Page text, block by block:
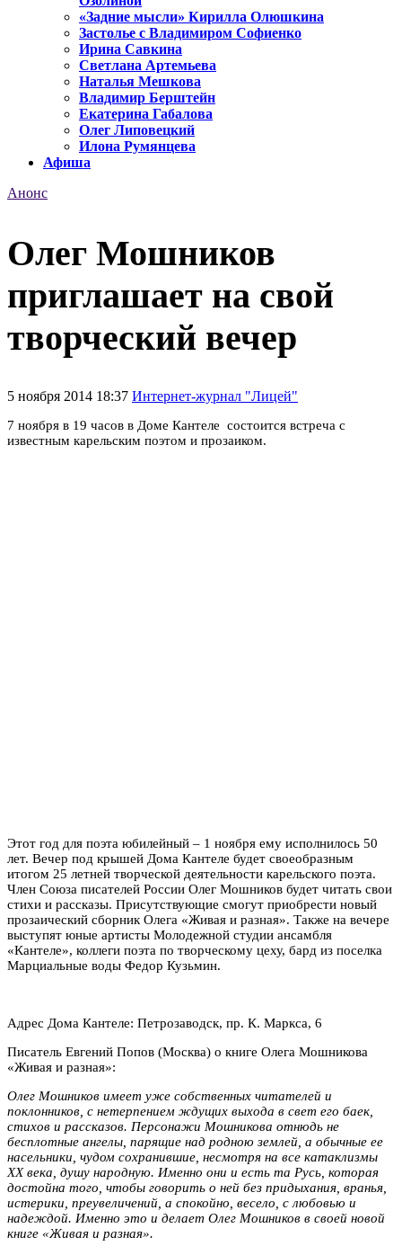
«Задние мысли» Кирилла Олюшкина
Застолье с Владимиром Софиенко
Ирина Савкина
Светлана Артемьева
Наталья Мешкова
Владимир Берштейн
Екатерина Габалова
Олег Липовецкий
Илона Румянцева
Афиша
Анонс
Олег Мошников
приглашает на свой
творческий вечер
5 ноября 2014 18:37 Интернет-журнал "Лицей"
7 ноября в 19 часов в Доме Кантеле состоится встреча с
известным карельским поэтом и прозаиком.
Этот год для поэта юбилейный – 1 ноября ему исполнилось 50
лет. Вечер под крышей Дома Кантеле будет своеобразным
итогом 25 летней творческой деятельности карельского поэта.
Член Союза писателей России Олег Мошников будет читать свои
стихи и рассказы. Присутствующие смогут приобрести новый
прозаический сборник Олега «Живая и разная». Также на вечере
выступят юные артисты Молодежной студии ансамбля
«Кантеле», коллеги поэта по творческому цеху, бард из поселка
Марциальные воды Федор Кузьмин.
Адрес Дома Кантеле: Петрозаводск, пр. К. Маркса, 6
Писатель Евгений Попов (Москва) о книге Олега Мошникова
«Живая и разная»:
Олег Мошников имеет уже собственных читателей и
поклонников, с нетерпением ждущих выхода в свет его баек,
стихов и рассказов. Персонажи Мошникова отнюдь не
бесплотные ангелы, парящие над родною землей, а обычные ее
насельники, чудом сохранившие, несмотря на все катаклизмы
ХХ века, душу народную. Именно они и есть та Русь, которая
достойна того, чтобы говорить о ней без придыхания, вранья,
истерики, преувеличений, а спокойно, весело, с любовью и
надеждой. Именно это и делает Олег Мошников в своей новой
книге «Живая и разная».